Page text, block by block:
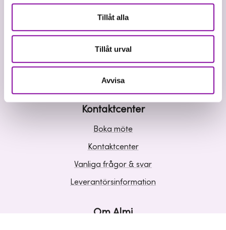
Tillåt alla
Tillåt urval
Avvisa
Våra tjänster
Riskkapital
Affärsutveckling
Kunskap och inspiration
Kontaktcenter
Boka möte
Kontaktcenter
Vanliga frågor & svar
Leverantörsinformation
Om Almi